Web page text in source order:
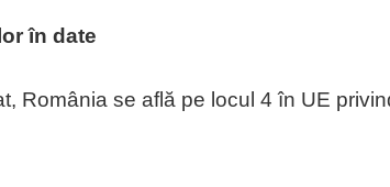
în date
România se află pe locul 4 în UE